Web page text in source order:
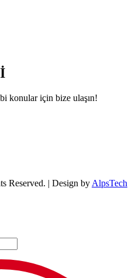
konular için bize ulaşın!
Reserved. | Design by AlpsTech